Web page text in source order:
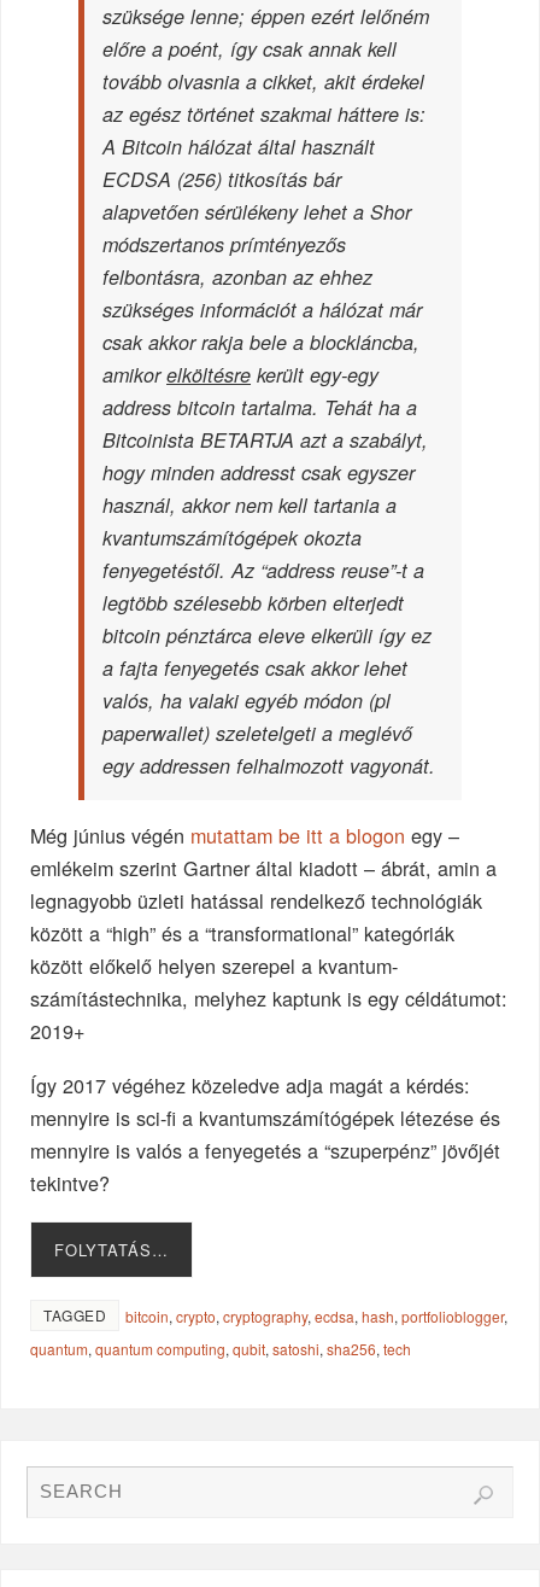
szüksége lenne; éppen ezért lelőném
előre a poént, így csak annak kell
tovább olvasnia a cikket, akit érdekel
az egész történet szakmai háttere is:
A Bitcoin hálózat által használt
ECDSA (256) titkosítás bár
alapvetően sérülékeny lehet a Shor
módszertanos prímtényezős
felbontásra, azonban az ehhez
szükséges információt a hálózat már
csak akkor rakja bele a blockláncba,
amikorelköltésre került egy-egy
address bitcoin tartalma. Tehát ha a
Bitcoinista BETARTJA azt a szabályt,
hogy minden addresst csak egyszer
használ, akkor nem kell tartania a
kvantumszámítógépek okozta
fenyegetéstől. Az “address reuse”-t a
legtöbb szélesebb körben elterjedt
bitcoin pénztárca eleve elkerüli így ez
a fajta fenyegetés csak akkor lehet
valós, ha valaki egyéb módon (pl
paperwallet) szeletelgeti a meglévő
egy addressen felhalmozott vagyonát.
Még június végén mutattam be itt a blogon egy –
emlékeim szerint Gartner által kiadott – ábrát, amin a
legnagyobb üzleti hatással rendelkező technológiák
között a “high” és a “transformational” kategóriák
között előkelő helyen szerepel a kvantum-
számítástechnika, melyhez kaptunk is egy céldátumot:
2019+
Így 2017 végéhez közeledve adja magát a kérdés:
mennyire is sci-fi a kvantumszámítógépek létezése és
mennyire is valós a fenyegetés a “szuperpénz” jövőjét
tekintve?
FOLYTATÁS…
TAGGED bitcoin,crypto,cryptography,ecdsa,hash,portfolioblogger,
quantum,quantum computing,qubit,satoshi,sha256,tech